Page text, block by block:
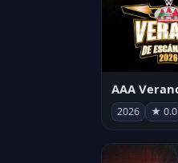
2026 ★ 0.0